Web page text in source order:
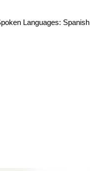
Languages: Spanish